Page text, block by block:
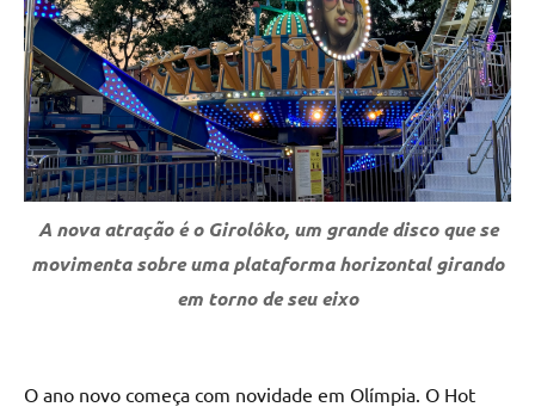
A nova atração é o Girolôko, um grande disco que se
movimenta sobre uma plataforma horizontal girando
em torno de seu eixo
O ano novo começa com novidade em Olímpia. O Hot